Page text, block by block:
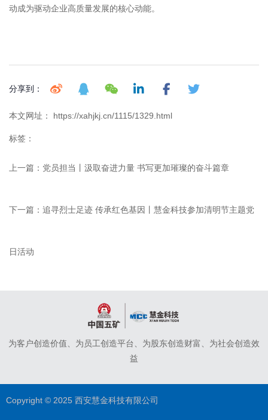
动成为驱动企业高质量发展的核心动能。
分享到：
本文网址： https://xahjkj.cn/1115/1329.html
标签：
上一篇： 党员担当丨汲取奋进力量 书写更加璀璨的奋斗篇章
下一篇： 追寻烈士足迹 传承红色基因丨慧金科技参加清明节主题党
日活动
为客户创造价值、为员工创造平台、为股东创造财富、为社会创造效
益
Copyright © 2025 西安慧金科技有限公司